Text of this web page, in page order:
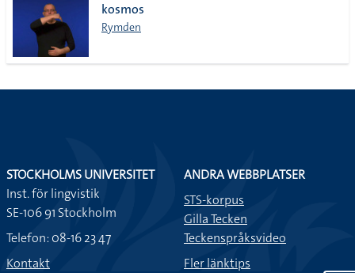
kosmos
Rymden
STOCKHOLMS UNIVERSITET
Inst. för lingvistik
SE-106 91 Stockholm
Telefon: 08-16 23 47
Kontakt
ANDRA WEBBPLATSER
STS-korpus
Gilla Tecken
Teckenspråksvideo
Fler länktips